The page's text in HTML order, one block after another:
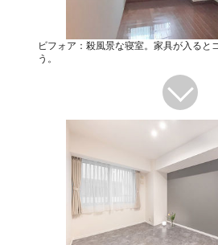
ビフォア：殺風景な寝室。家具が入ると
う。